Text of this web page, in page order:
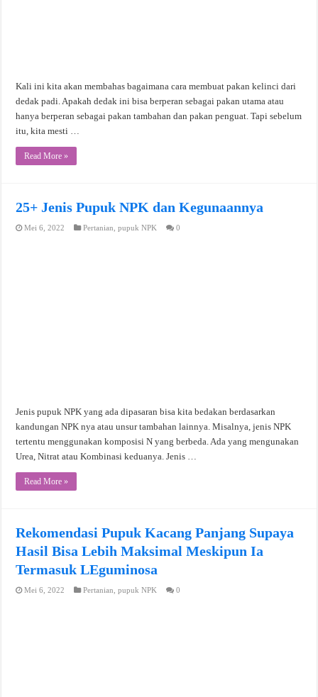
Kali ini kita akan membahas bagaimana cara membuat pakan kelinci dari
dedak padi. Apakah dedak ini bisa berperan sebagai pakan utama atau
hanya berperan sebagai pakan tambahan dan pakan penguat. Tapi sebelum
itu, kita mesti …
Read More »
25+ Jenis Pupuk NPK dan Kegunaannya
Mei 6, 2022 Pertanian ,pupuk NPK 0
Jenis pupuk NPK yang ada dipasaran bisa kita bedakan berdasarkan
kandungan NPK nya atau unsur tambahan lainnya. Misalnya, jenis NPK
tertentu menggunakan komposisi N yang berbeda. Ada yang mengunakan
Urea, Nitrat atau Kombinasi keduanya. Jenis …
Read More »
Rekomendasi Pupuk Kacang Panjang Supaya
Hasil Bisa Lebih Maksimal Meskipun Ia
Termasuk LEguminosa
Mei 6, 2022 Pertanian ,pupuk NPK 0